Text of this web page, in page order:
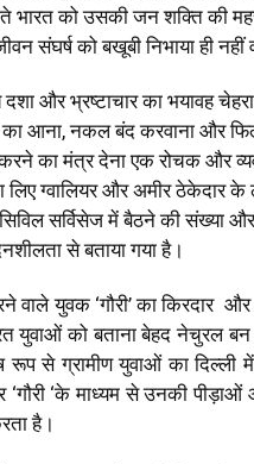
को उसकी जन शक्ति की
संघर्ष को बखूबी निभाया ही नहीं
और भ्रष्टाचार का भयावह
आना, नकल बंद करवाना और
का मंत्र देना एक रोचक और
लिए ग्वालियर और अमीर ठेकेदार
सर्विसेज में बैठने की संख्या
से बताया गया है।
वाले युवक ‘गौरी’ का किरदार
युवाओं को बताना बेहद नेचुरल बन
से ग्रामीण युवाओं का दिल्ली
‘के माध्यम से उनकी पीड़ाओं
है।